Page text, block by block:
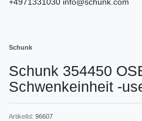
+4971331030 info@schunk.com
Schunk
Schunk 354450
Schwenkeinheit -
ArtikelId: 96607